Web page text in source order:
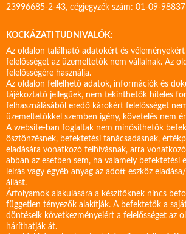
23996685-2-43, cégjegyzék szám: 01-09-
KOCKÁZATI TUDNIVALÓK:
Az oldalon található adatokért és véleményekért
felelősséget az üzemeltetők nem vállalnak. Az
felelősségére használja.
Az oldalon fellelhető adatok, információk és
tájékoztató jellegűek, nem tekinthetők hiteles
felhasználásából eredő károkért felelősséget
üzemeltetőkkel szemben igény, követelés nem
A website-ban foglaltak nem minősíthetők
ösztönzésnek, befektetési tanácsadásnak,
eladására vonatkozó felhívásnak, arra
abban az esetben sem, ha valamely befektetési
leírás vagy egyéb anyag az adott eszköz
állást.
Árfolyamok alakulására a készítőknek nincs
független tényezők alakítják. A befektetők a
döntéseik következményeiért a felelősséget az
háríthatják át.